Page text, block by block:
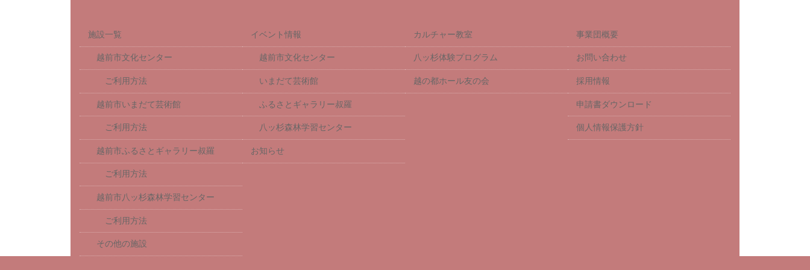
施設一覧
越前市文化センター
ご利用方法
越前市いまだて芸術館
ご利用方法
越前市ふるさとギャラリー叔羅
ご利用方法
越前市八ッ杉森林学習センター
ご利用方法
その他の施設
イベント情報
越前市文化センター
いまだて芸術館
ふるさとギャラリー叔羅
八ッ杉森林学習センター
お知らせ
カルチャー教室
八ッ杉体験プログラム
越の都ホール友の会
事業団概要
お問い合わせ
採用情報
申請書ダウンロード
個人情報保護方針